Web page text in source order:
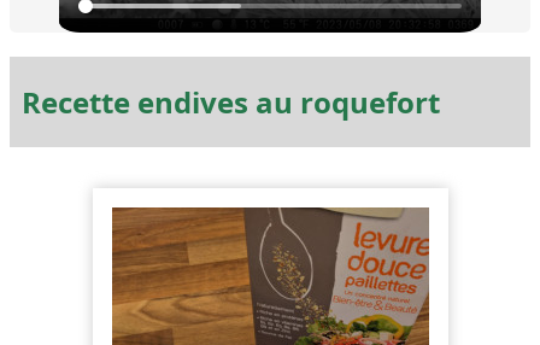
Recette endives au roquefort